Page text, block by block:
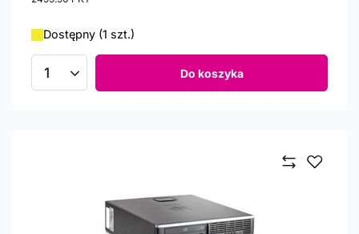
Dostępny (1 szt.)
Ilość produktów Do koszyka